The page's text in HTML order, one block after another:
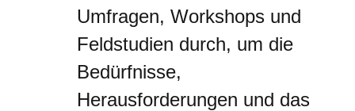
Umfragen, Workshops und
Feldstudien durch, um die
Bedürfnisse,
Herausforderungen und das